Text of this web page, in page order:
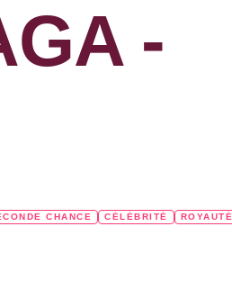
-
CHANCE CÉLÉBRITÉ ROYAUTÉ